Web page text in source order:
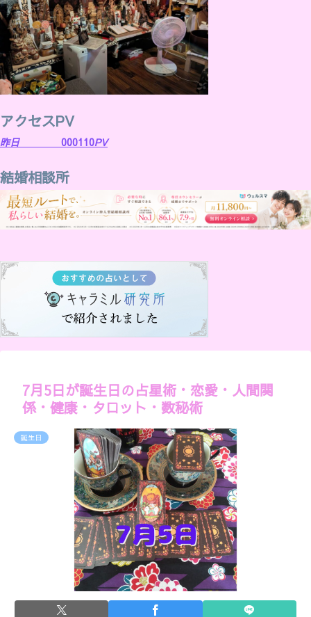
アクセスPV
昨日 000110PV
結婚相談所
7月5日が誕生日の占星術・恋愛・人間関
係・健康・タロット・数秘術
誕生日